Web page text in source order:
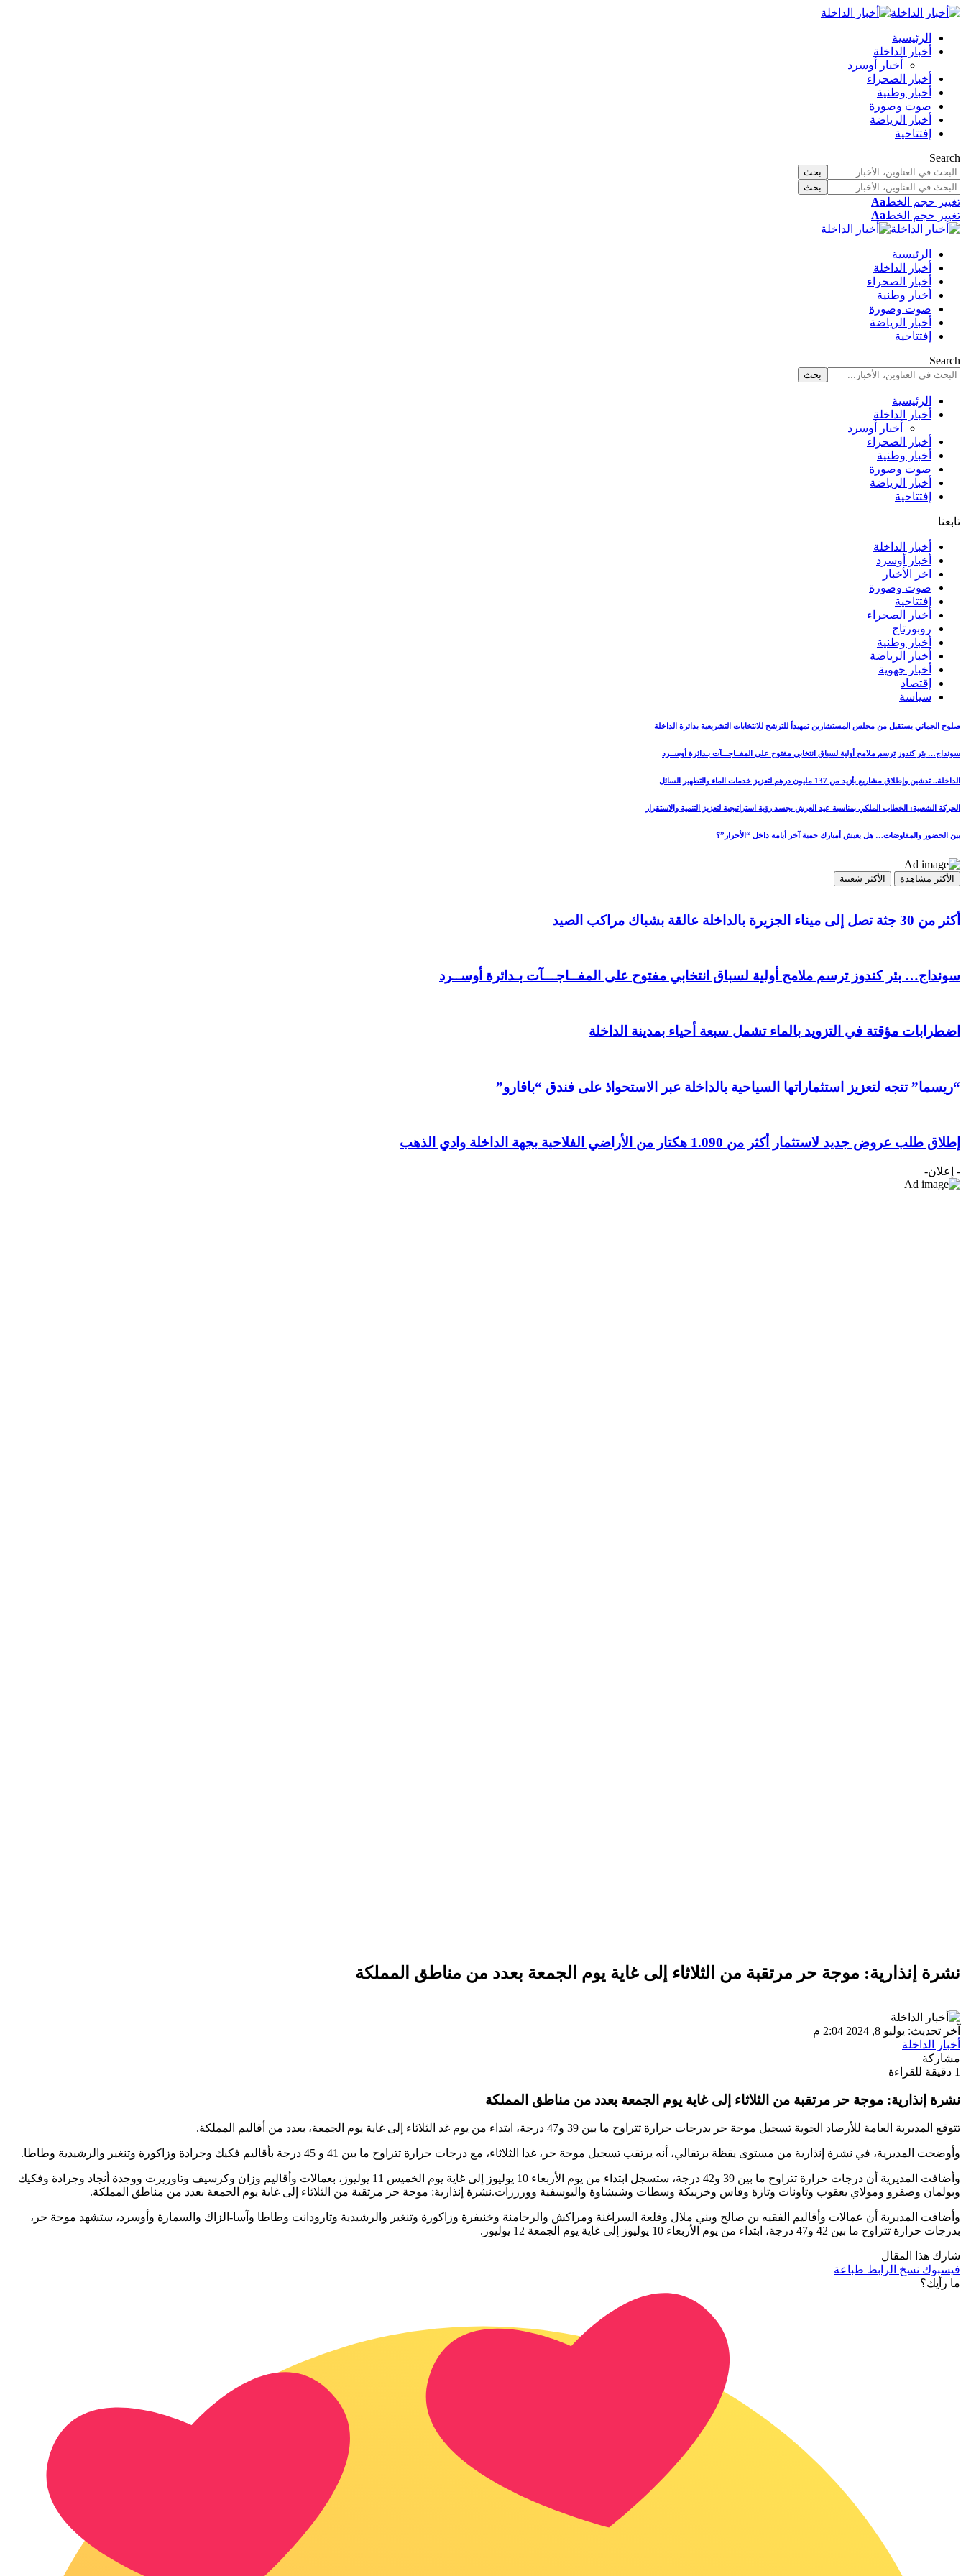
الرئيسية
أخبار الداخلة
أخبار أوسرد
أخبار الصحراء
أخبار وطنية
صوت وصورة
أخبار الرياضة
إفتتاحية
Search
تغيير حجم الخطAa
تغيير حجم الخطAa
الرئيسية
أخبار الداخلة
أخبار الصحراء
أخبار وطنية
صوت وصورة
أخبار الرياضة
إفتتاحية
Search
الرئيسية
أخبار الداخلة
أخبار أوسرد
أخبار الصحراء
أخبار وطنية
صوت وصورة
أخبار الرياضة
إفتتاحية
تابعنا
أخبار الداخلة
أخبار أوسرد
اخر الأخبار
صوت وصورة
إفتتاحية
أخبار الصحراء
روبورتاج
أخبار وطنية
أخبار الرياضة
أخبار جهوية
إقتصاد
سياسة
صلوح الجماني يستقيل من مجلس المستشارين تمهيداً للترشح للانتخابات التشريعية بدائرة الداخلة
سونداج… بئر كندوز ترسم ملامح أولية لسباق انتخابي مفتوح على المفــاجـــآت بـدائرة أوســرد
الداخلة.. تدشين وإطلاق مشاريع بأزيد من 137 مليون درهم لتعزيز خدمات الماء والتطهير السائل
الحركة الشعبية: الخطاب الملكي بمناسبة عيد العرش يجسد رؤية استراتيجية لتعزيز التنمية والاستقرار
بين الحضور والمفاوضات… هل يعيش أمبارك حمية آخر أيامه داخل “الأحرار”؟
الأكثر مشاهدة الأكثر شعبية
أكثر من 30 جثة تصل إلى ميناء الجزيرة بالداخلة عالقة بشباك مراكب الصيد
سونداج… بئر كندوز ترسم ملامح أولية لسباق انتخابي مفتوح على المفــاجـــآت بـدائرة أوســرد
اضطرابات مؤقتة في التزويد بالماء تشمل سبعة أحياء بمدينة الداخلة
“ريسما” تتجه لتعزيز استثماراتها السياحية بالداخلة عبر الاستحواذ على فندق “بافارو”
إطلاق طلب عروض جديد لاستثمار أكثر من 1.090 هكتار من الأراضي الفلاحية بجهة الداخلة وادي الذهب
- إعلان-
نشرة إنذارية: موجة حر مرتقبة من الثلاثاء إلى غاية يوم الجمعة بعدد من مناطق المملكة
آخر تحديث: يوليو 8, 2024 2:04 م
أخبار الداخلة
مشاركة
1 دقيقة للقراءة
نشرة إنذارية: موجة حر مرتقبة من الثلاثاء إلى غاية يوم الجمعة بعدد من مناطق المملكة
تتوقع المديرية العامة للأرصاد الجوية تسجيل موجة حر بدرجات حرارة تتراوح ما بين 39 و47 درجة، ابتداء من يوم غد الثلاثاء إلى غاية يوم الجمعة، بعدد من أقاليم المملكة.
وأوضحت المديرية، في نشرة إنذارية من مستوى يقظة برتقالي، أنه يرتقب تسجيل موجة حر، غدا الثلاثاء، مع درجات حرارة تتراوح ما بين 41 و 45 درجة بأقاليم فكيك وجرادة وزاكورة وتنغير والرشيدية وطاطا.
وأضافت المديرية أن درجات حرارة تتراوح ما بين 39 و42 درجة، ستسجل ابتداء من يوم الأربعاء 10 يوليوز إلى غاية يوم الخميس 11 يوليوز، بعمالات وأقاليم وزان وكرسيف وتاوريرت ووجدة أنجاد وجرادة وفكيك
وبولمان وصفرو ومولاي يعقوب وتاونات وتازة وفاس وخريبكة وسطات وشيشاوة واليوسفية وورززات.نشرة إنذارية: موجة حر مرتقبة من الثلاثاء إلى غاية يوم الجمعة بعدد من مناطق المملكة.
وأضافت المديرية أن عمالات وأقاليم الفقيه بن صالح وبني ملال وقلعة السراغنة ومراكش والرحامنة وخنيفرة وزاكورة وتنغير والرشيدية وتارودانت وطاطا وآسا-الزاك والسمارة وأوسرد، ستشهد موجة حر،
بدرجات حرارة تتراوح ما بين 42 و47 درجة، ابتداء من يوم الأربعاء 10 يوليوز إلى غاية يوم الجمعة 12 يوليوز.
شارك هذا المقال
فيسبوك نسخ الرابط طباعة
ما رأيك؟